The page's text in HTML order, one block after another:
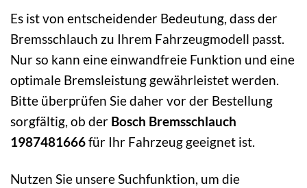
Es ist von entscheidender Bedeutung, dass der
Bremsschlauch zu Ihrem Fahrzeugmodell passt.
Nur so kann eine einwandfreie Funktion und eine
optimale Bremsleistung gewährleistet werden.
Bitte überprüfen Sie daher vor der Bestellung
sorgfältig, ob der Bosch Bremsschlauch
1987481666für Ihr Fahrzeug geeignet ist.
Nutzen Sie unsere Suchfunktion, um die